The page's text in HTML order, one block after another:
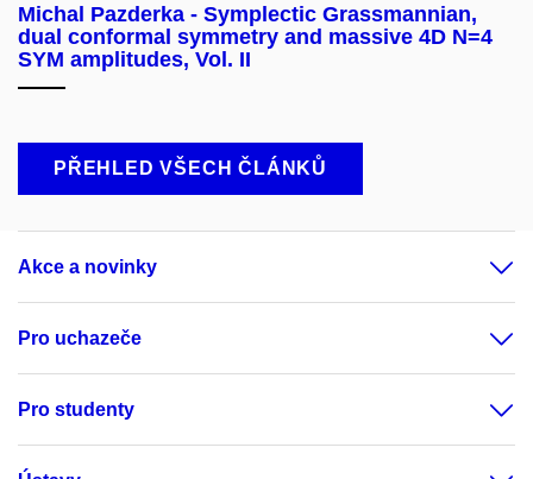
Michal Pazderka - Symplectic Grassmannian,
dual conformal symmetry and massive 4D N=4
SYM amplitudes, Vol. II
PŘEHLED VŠECH ČLÁNKŮ
Akce a novinky
Pro uchazeče
Pro studenty